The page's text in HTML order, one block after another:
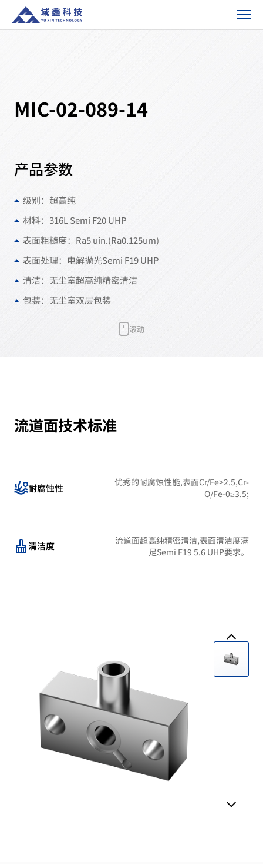
MIC-
02-
089-
MIC-02-089-14
产品参数
级别：超高纯
材料：316L Semi F20 UHP
表面粗糙度：Ra5 uin.(Ra0.125um)
表面处理：电解抛光Semi F19 UHP
清洁：无尘室超高纯精密清洁
包装：无尘室双层包装
滚动
流道面技术标准
耐腐蚀性
优秀的耐腐蚀性能,表面Cr/Fe>2.5,Cr-
O/Fe-0≥3.5;
清洁度
流道面超高纯精密清洁,表面清洁度满
足Semi F19 5.6 UHP要求。